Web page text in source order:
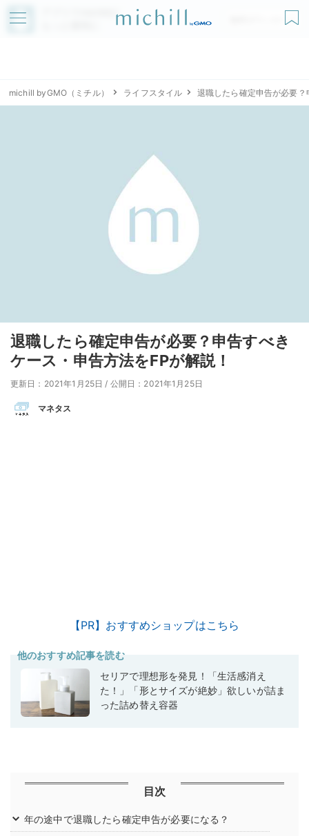
アプリでmichillが
無料ダウンロード
michill byGMO（ミチル） ライフスタイル 退職したら確定申告が必要
退職したら確定申告が必要？申告すべき
ケース・申告方法をFPが解説！
更新日：2021年1月25日 / 公開日：2021年1月25日
マネタス
【PR】おすすめショップはこちら
他のおすすめ記事を読む
セリアで理想形を発見！「生活感消え
た！」「形とサイズが絶妙」欲しいが詰ま
った詰め替え容器
目次
年の途中で退職したら確定申告が必要になる？